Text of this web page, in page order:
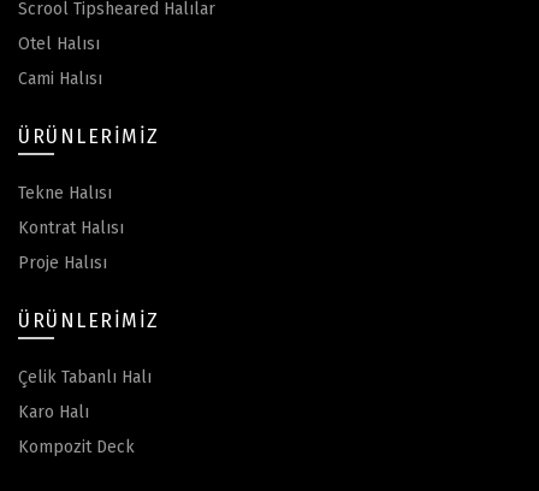
Scrool Tipsheared Halılar
Otel Halısı
Cami Halısı
ÜRÜNLERIMIZ
Tekne Halısı
Kontrat Halısı
Proje Halısı
ÜRÜNLERIMIZ
Çelik Tabanlı Halı
Karo Halı
Kompozit Deck